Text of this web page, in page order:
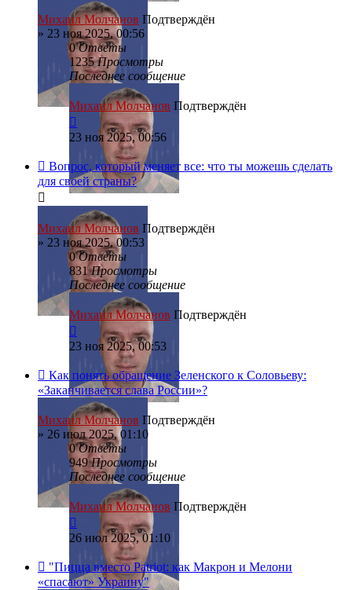
Михаил Молчанов Подтверждён
» 23 ноя 2025, 00:56
0Ответы
1235Просмотры
Последнее сообщение
Михаил Молчанов Подтверждён
23 ноя 2025, 00:56
Вопрос, который меняет все: что ты можешь сделать
для своей страны?
Михаил Молчанов Подтверждён
» 23 ноя 2025, 00:53
0Ответы
831Просмотры
Последнее сообщение
Михаил Молчанов Подтверждён
23 ноя 2025, 00:53
Как понять обращение Зеленского к Соловьеву:
«Заканчивается слава России»?
Михаил Молчанов Подтверждён
» 26 июл 2025, 01:10
0Ответы
949Просмотры
Последнее сообщение
Михаил Молчанов Подтверждён
26 июл 2025, 01:10
"Пицца вместо Patriot: как Макрон и Мелони
«спасают» Украину"